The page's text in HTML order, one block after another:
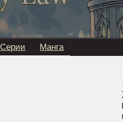
Серии Манга